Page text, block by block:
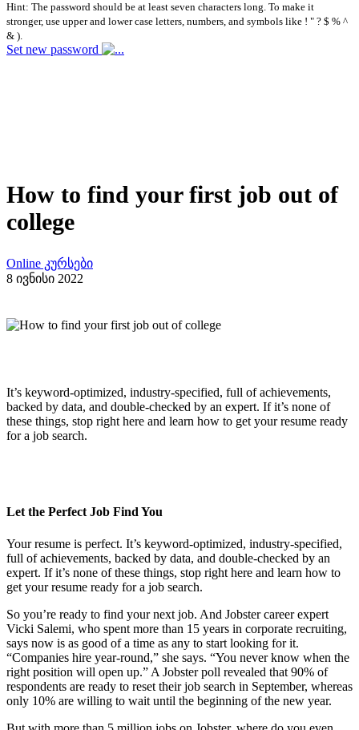
Hint: The password should be at least seven characters long. To make it
stronger, use upper and lower case letters, numbers, and symbols like ! " ? $ % ^
& ).
Set new password
How to find your first job out of
college
Online კურსები
8 ივნისი 2022
It’s keyword-optimized, industry-specified, full of achievements,
backed by data, and double-checked by an expert. If it’s none of
these things, stop right here and learn how to get your resume ready
for a job search.
Let the Perfect Job Find You
Your resume is perfect. It’s keyword-optimized, industry-specified,
full of achievements, backed by data, and double-checked by an
expert. If it’s none of these things, stop right here and learn how to
get your resume ready for a job search.
So you’re ready to find your next job. And Jobster career expert
Vicki Salemi, who spent more than 15 years in corporate recruiting,
says now is as good of a time as any to start looking for it.
“Companies hire year-round,” she says. “You never know when the
right position will open up.” A Jobster poll revealed that 90% of
respondents are ready to reset their job search in September, whereas
only 10% are willing to wait until the beginning of the new year.